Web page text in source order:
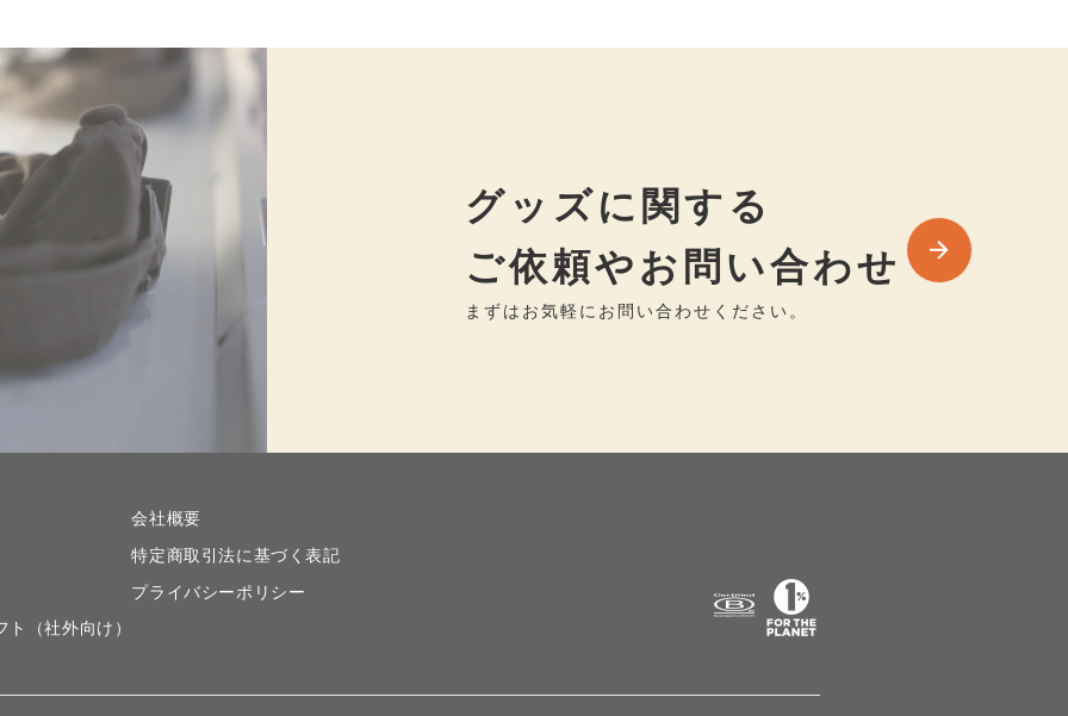
グッズに関する
ご依頼やお問い合わせ
まずはお気軽にお問い合わせください。
（社外向け）
会社概要
特定商取引法に基づく表記
プライバシーポリシー